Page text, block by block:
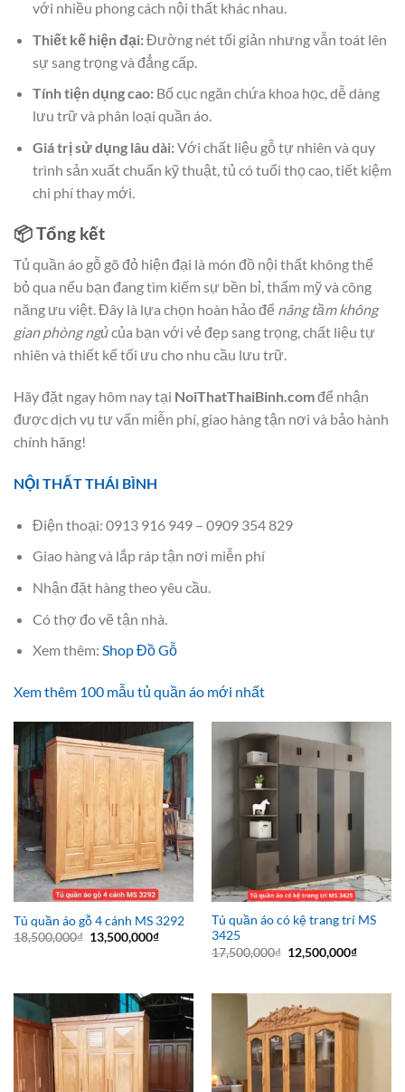
với nhiều phong cách nội thất khác nhau.
Thiết kế hiện đại:Đường nét tối giản nhưng vẫn toát lên
sự sang trọng và đẳng cấp.
Tính tiện dụng cao:Bố cục ngăn chứa khoa học, dễ dàng
lưu trữ và phân loại quần áo.
Giá trị sử dụng lâu dài:Với chất liệu gỗ tự nhiên và quy
trình sản xuất chuẩn kỹ thuật, tủ có tuổi thọ cao, tiết kiệm
chi phí thay mới.
📦 Tổng kết
Tủ quần áo gỗ gõ đỏ hiện đại là món đồ nội thất không thể
bỏ qua nếu bạn đang tìm kiếm sự bền bỉ, thẩm mỹ và công
năng ưu việt. Đây là lựa chọn hoàn hảo để nâng tầm không
gian phòng ngủcủa bạn với vẻ đẹp sang trọng, chất liệu tự
nhiên và thiết kế tối ưu cho nhu cầu lưu trữ.
Hãy đặt ngay hôm nay tại NoiThatThaiBinh.comđể nhận
được dịch vụ tư vấn miễn phí, giao hàng tận nơi và bảo hành
chính hãng!
NỘI THẤT THÁI BÌNH
Điện thoại: 0913 916 949 – 0909 354 829
Giao hàng và lắp ráp tận nơi miễn phí
Nhận đặt hàng theo yêu cầu.
Có thợ đo vẽ tận nhà.
Xem thêm: Shop Đồ Gỗ
Xem thêm 100 mẫu tủ quần áo mới nhất
Tủ quần áo gỗ 4 cánh MS 3292
18,500,000₫ Giá
gốc
13,500,000₫Giá
Tủ quần áo có kệ trang trí MS
3425
17,500,000₫ Giá
gốc
12,500,000₫Giá